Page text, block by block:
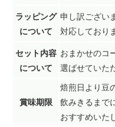
ラッピング
について
申し訳ござい
対応しており
セット内容
について
おまかせのコ
選ばせていた
賞味期限
焙煎日より豆
飲みきるまで
おすすめいた